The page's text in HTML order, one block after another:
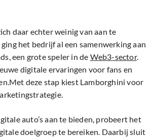
daar echter weinig van aan te
het bedrijf al een samenwerking aan
een grote speler in de Web3-sector.
digitale ervaringen voor fans en
deze stap kiest Lamborghini voor
auto’s aan te bieden, probeert het
doelgroep te bereiken. Daarbij sluit